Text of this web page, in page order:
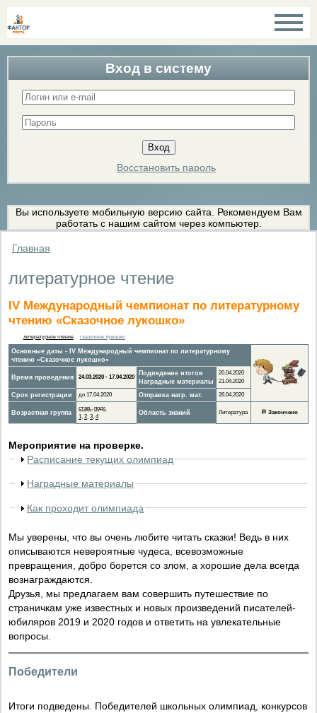
Вход в систему
Восстановить пароль
Вы используете мобильную версию сайта. Рекомендуем Вам
работать с нашим сайтом через компьютер.
Главная
литературное чтение
IV Международный чемпионат по литературному
чтению «Сказочное лукошко»
литературное чтение сказочное лукошко
Основные даты - IV Международный чемпионат по литературному
чтению «Сказочное лукошко»
Время проведения 24.03.2020 - 17.04.2020
Подведение итогов
Наградные материалы
20.04.2020
21.04.2020
Срок регистрации до 17.04.2020 Отправка нагр. мат. 26.04.2020
Возрастная группа
стар.
подг.
1
2 3 4
Область знаний Литература 🏁 Закончено
Мероприятие на проверке.
Расписание текущих олимпиад
Наградные материалы
Как проходит олимпиада
Мы уверены, что вы очень любите читать сказки! Ведь в них
описываются невероятные чудеса, всевозможные
превращения, добро борется со злом, а хорошие дела всегда
вознаграждаются.
Друзья, мы предлагаем вам совершить путешествие по
страничкам уже известных и новых произведений писателей-
юбиляров 2019 и 2020 годов и ответить на увлекательные
вопросы.
Победители
Итоги подведены. Победителей школьных олимпиад, конкурсов